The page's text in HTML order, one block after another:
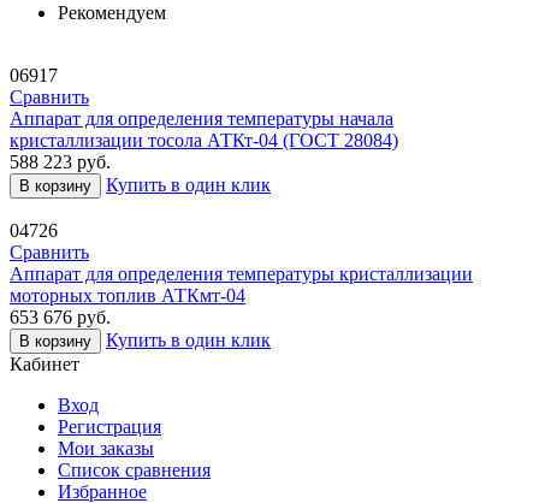
Рекомендуем
06917
Сравнить
Аппарат для определения температуры начала
кристаллизации тосола АТКт-04 (ГОСТ 28084)
588 223 руб.
В корзину Купить в один клик
04726
Сравнить
Аппарат для определения температуры кристаллизации
моторных топлив АТКмт-04
653 676 руб.
В корзину
Купить в один клик
Кабинет
Вход
Регистрация
Мои заказы
Список сравнения
Избранное